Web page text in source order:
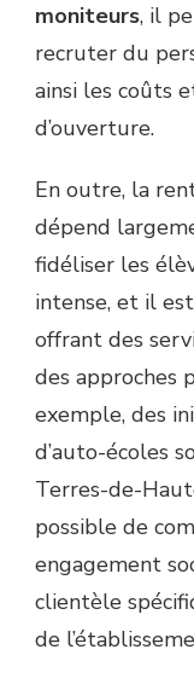
moniteurs, il
recruter du
ainsi les coûts
d’ouverture.
En outre, la
dépend
fidéliser les
intense, et il
offrant des
des approches
exemple, des
d’auto-écoles
Terres-de-
possible de
engagement
clientèle
de